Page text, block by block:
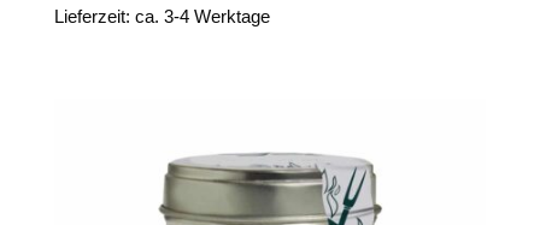
Lieferzeit: ca. 3-4 Werktage